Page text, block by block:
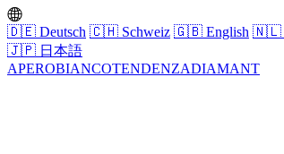
🇩🇪 Deutsch 🇨🇭 Schweiz 🇬🇧 English 🇳🇱
🇯🇵 日本語
APEROBIANCOTENDENZADIAMANT